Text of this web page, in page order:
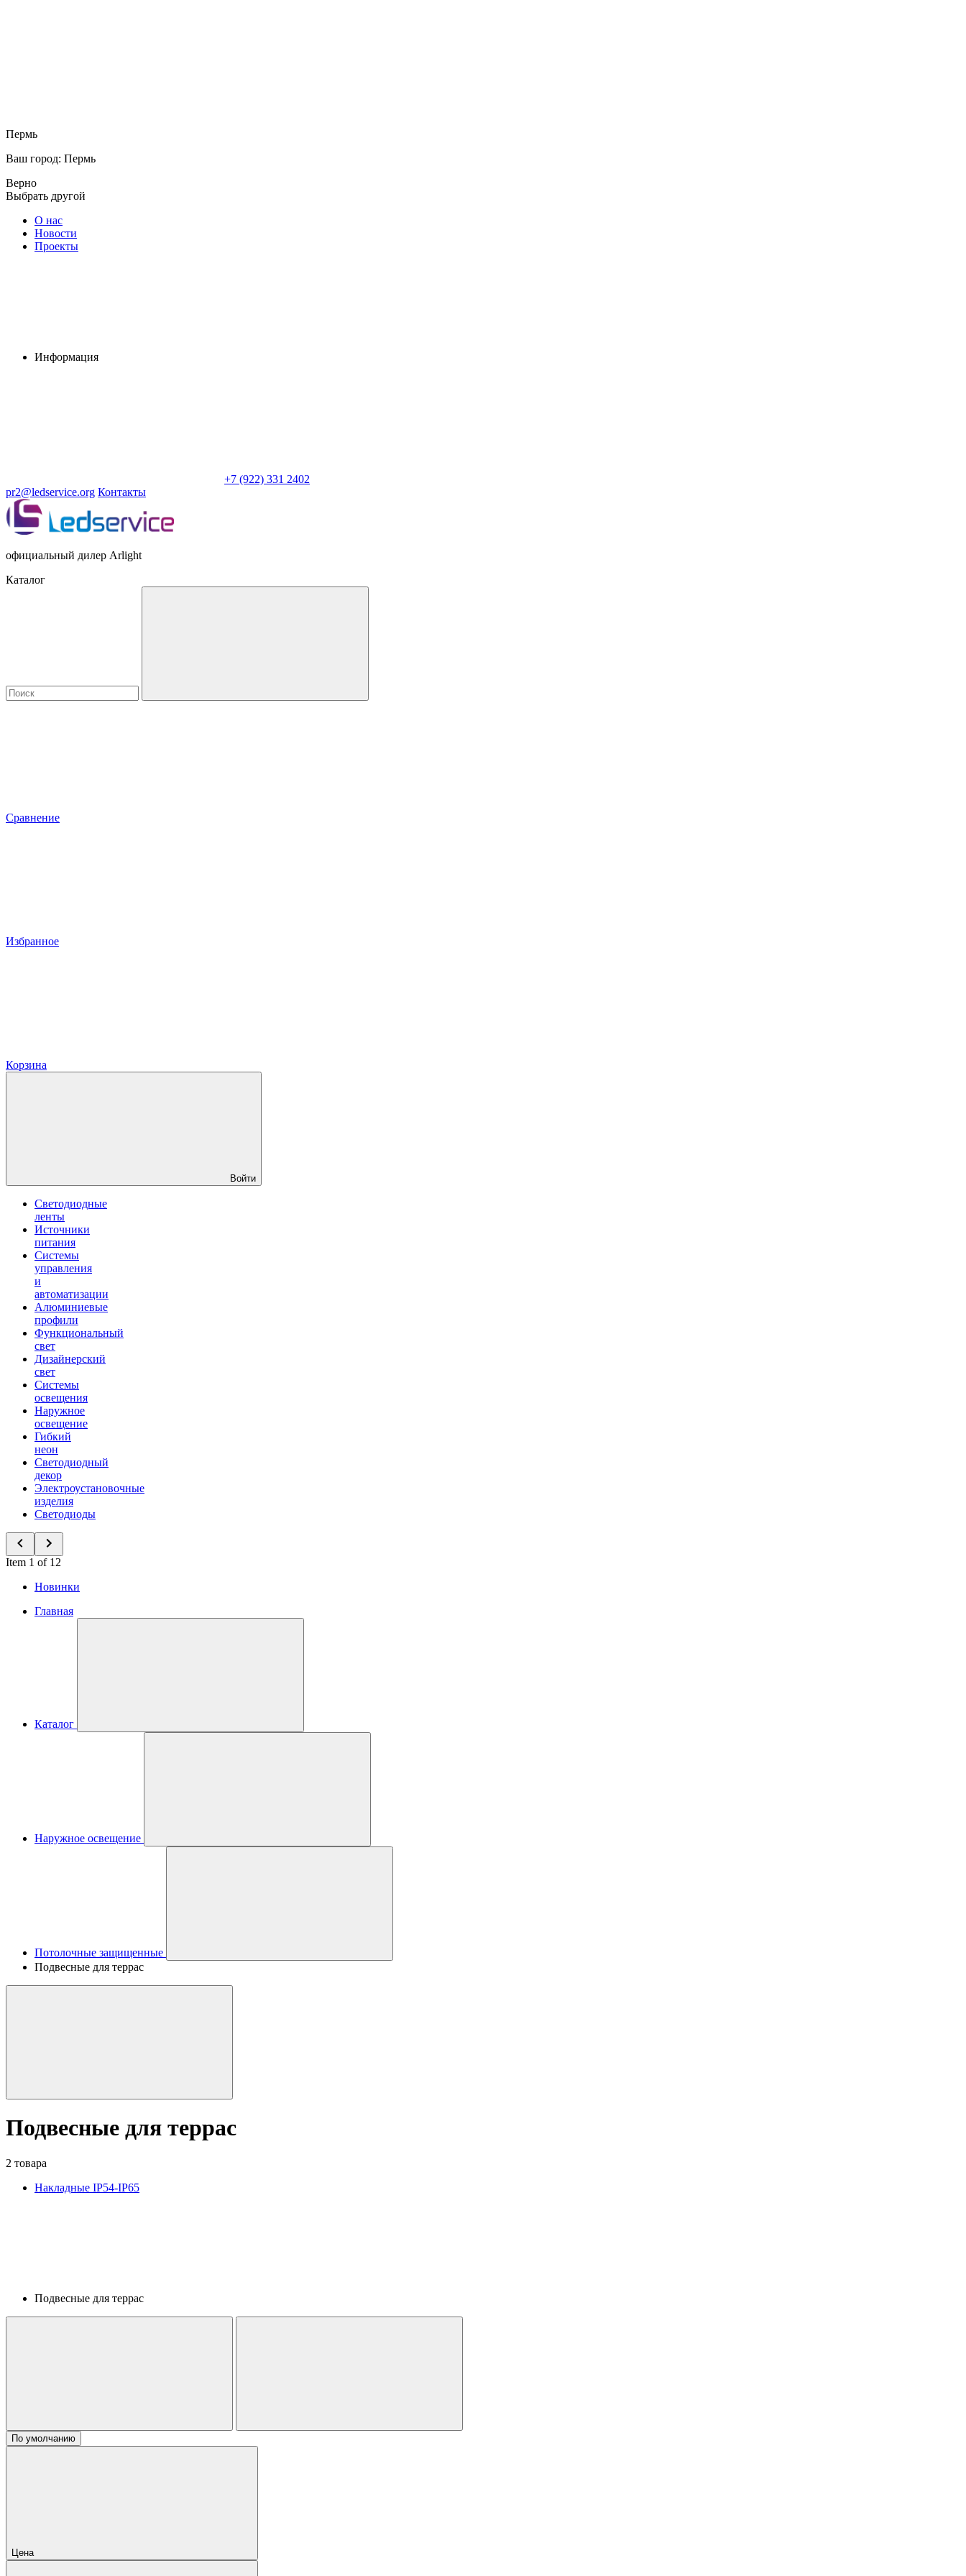
Пермь
Ваш город: Пермь
Верно
Выбрать другой
О нас
Новости
Проекты
Информация
+7 (922) 331 2402
pr2@ledservice.org Контакты
официальный дилер Arlight
Каталог
Сравнение
Избранное
Корзина
Войти
Светодиодные
ленты
Источники
питания
Системы
управления
и
автоматизации
Алюминиевые
профили
Функциональный
свет
Дизайнерский
свет
Системы
освещения
Наружное
освещение
Гибкий
неон
Светодиодный
декор
Электроустановочные
изделия
Светодиоды
Item 1 of 12
Новинки
Главная
Каталог
Наружное освещение
Потолочные защищенные
Подвесные для террас
Подвесные для террас
2 товара
Накладные IP54-IP65
Подвесные для террас
По умолчанию
Цена